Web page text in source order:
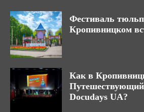
Фестиваль
Кропивницком
Как в
Путешествующий
Docudays UA?